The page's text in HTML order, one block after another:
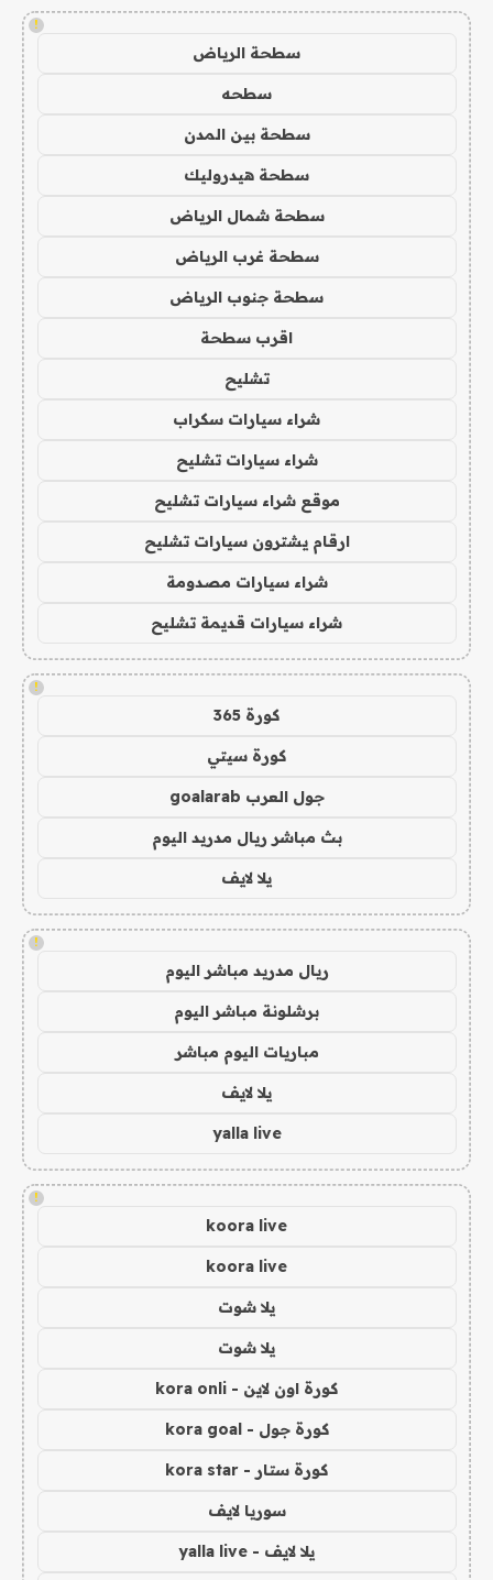
!
سطحة الرياض
سطحه
سطحة بين المدن
سطحة هيدروليك
سطحة شمال الرياض
سطحة غرب الرياض
سطحة جنوب الرياض
اقرب سطحة
تشليح
شراء سيارات سكراب
شراء سيارات تشليح
موقع شراء سيارات تشليح
ارقام يشترون سيارات تشليح
شراء سيارات مصدومة
شراء سيارات قديمة تشليح
!
كورة 365
كورة سيتي
جول العرب goalarab
بث مباشر ريال مدريد اليوم
يلا لايف
!
ريال مدريد مباشر اليوم
برشلونة مباشر اليوم
مباريات اليوم مباشر
يلا لايف
yalla live
!
koora live
koora live
يلا شوت
يلا شوت
كورة اون لاين - kora onli
كورة جول - kora goal
كورة ستار - kora star
سوريا لايف
يلا لايف - yalla live